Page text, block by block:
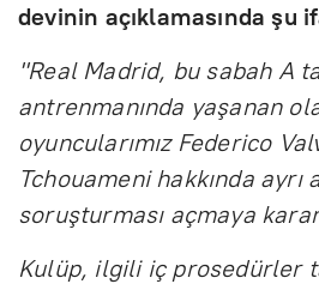
devinin açıklamasında şu
"Real Madrid, bu sabah A
antrenmanında yaşanan
oyuncularımız Federico
Tchouameni hakkında ayrı
soruşturması açmaya
Kulüp, ilgili iç prosedürler